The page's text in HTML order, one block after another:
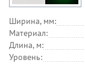
Ширина, мм:
Материал:
Длина, м:
Уровень: